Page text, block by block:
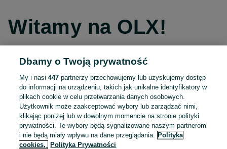
Witamy na OLX!
Kontynuuj przez Facebooka
Kontynuuj przez konto Apple
Kontynuuj przez konto Google
Dbamy o Twoją prywatność
My i nasi447 partnerzy przechowujemy lub uzyskujemy dostęp
do informacji na urządzeniu, takich jak unikalne identyfikatory w
plikach cookie w celu przetwarzania danych osobowych.
Użytkownik może zaakceptować wybory lub zarządzać nimi,
klikając poniżej lub w dowolnym momencie na stronie polityki
prywatności. Te wybory będą sygnalizowane naszym partnerom
i nie będą miały wpływu na dane przeglądania.
Polityka
cookies,
Polityka Prywatności